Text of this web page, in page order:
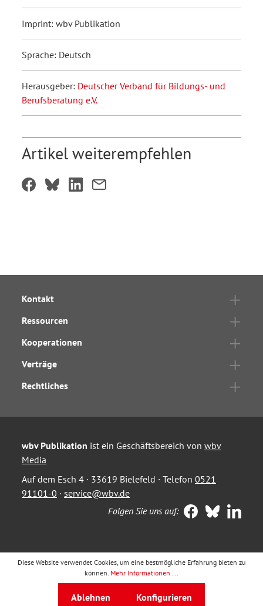
Imprint: wbv Publikation
Sprache: Deutsch
Herausgeber: Deutscher Verband für Bildungs- und
Berufsberatung e.V.
Artikel weiterempfehlen
Kontakt
Ressourcen
Kooperationen
Verträge
Rechtliches
wbv Publikation ist ein Geschäftsbereich von wbv
Media
Auf dem Esch 4 · 33619 Bielefeld · Telefon 0521
91101-0 · service@wbv.de
Folgen Sie uns auf:
Diese Website verwendet Cookies, um eine bestmögliche Erfahrung bieten zu
können. Mehr Informationen ...
Ablehnen Konfigurieren